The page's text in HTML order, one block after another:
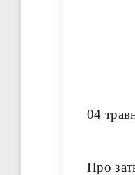
Про